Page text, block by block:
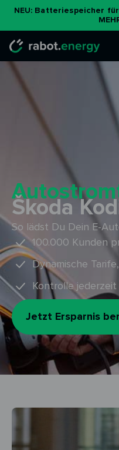
NEU: Batteriespeicher
Škoda
So lädst Du Dein E-
100.000 Kunden
Dynamische
Kontrolle
Jetzt Ersparnis
Zum
Inhalt